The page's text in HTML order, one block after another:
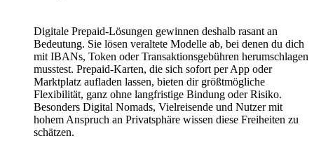
Digitale Prepaid-Lösungen gewinnen deshalb rasant an
Bedeutung. Sie lösen veraltete Modelle ab, bei denen du dich
mit IBANs, Token oder Transaktionsgebühren herumschlagen
musstest. Prepaid-Karten, die sich sofort per App oder
Marktplatz aufladen lassen, bieten dir größtmögliche
Flexibilität, ganz ohne langfristige Bindung oder Risiko.
Besonders Digital Nomads, Vielreisende und Nutzer mit
hohem Anspruch an Privatsphäre wissen diese Freiheiten zu
schätzen.